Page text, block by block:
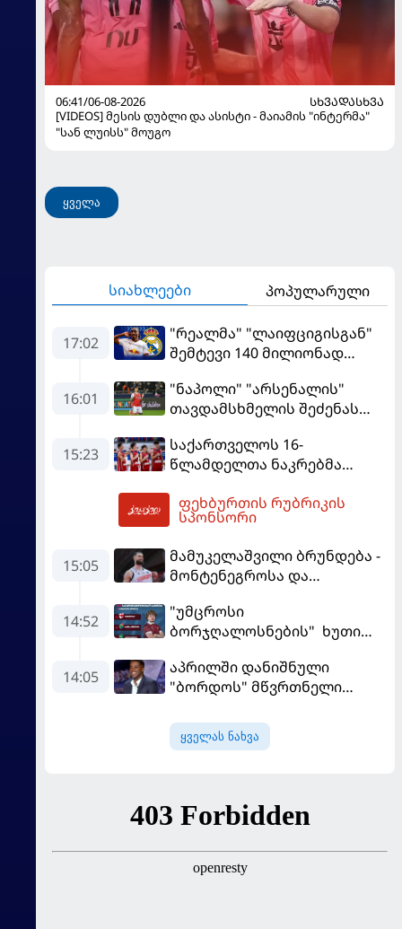
06:41/06-08-2026
ᲡᲮᲕᲐᲓᲐᲡᲮᲕᲐ
[VIDEOS] მესის დუბლი და ასისტი - მაიამის "ინტერმა"
"სან ლუისს" მოუგო
ყველა
სიახლეები პოპულარული
17:02
"რეალმა" "ლაიფციგისგან"
შემტევი 140 მილიონად
16:01
"ნაპოლი" "არსენალის"
თავდამსხმელის შეძენას
15:23
საქართველოს 16-
წლამდელთა ნაკრებმა
მარცხით გახსნა
ფეხბურთის რუბრიკის
სპონსორი
15:05
მამუკელაშვილი ბრუნდება -
მონტენეგროსა და
მატჩებისთვის საქართველო
მზადებას 15
14:52
"უმცროსი
ბორჯღალოსნების" ხუთი
14:05
აპრილში დანიშნული
"ბორდოს" მწვრთნელი
ყველას ნახვა